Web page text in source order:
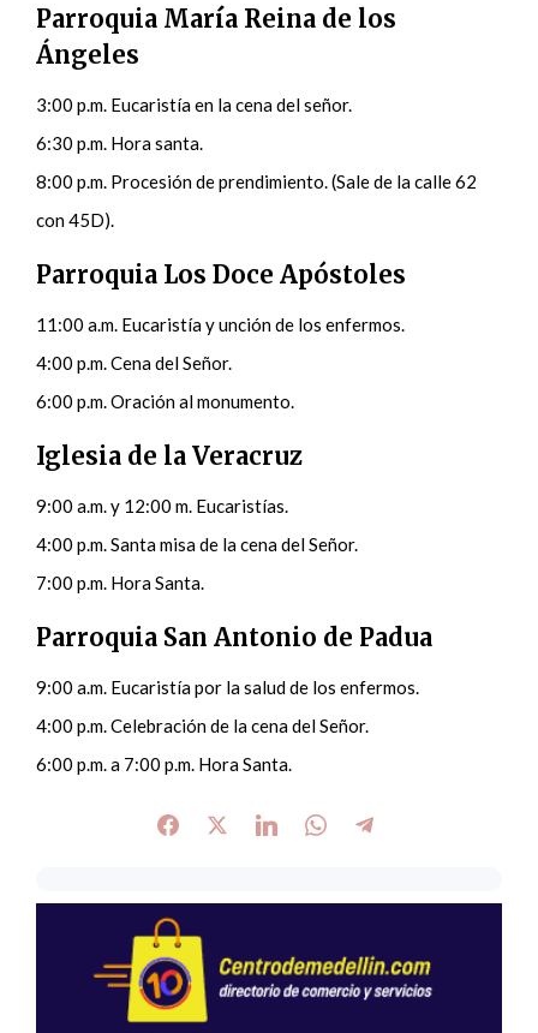
Parroquia María Reina de los
Ángeles
3:00 p.m. Eucaristía en la cena del señor.
6:30 p.m. Hora santa.
8:00 p.m. Procesión de prendimiento. (Sale de la calle 62
con 45D).
Parroquia Los Doce Apóstoles
11:00 a.m. Eucaristía y unción de los enfermos.
4:00 p.m. Cena del Señor.
6:00 p.m. Oración al monumento.
Iglesia de la Veracruz
9:00 a.m. y 12:00 m. Eucaristías.
4:00 p.m. Santa misa de la cena del Señor.
7:00 p.m. Hora Santa.
Parroquia San Antonio de Padua
9:00 a.m. Eucaristía por la salud de los enfermos.
4:00 p.m. Celebración de la cena del Señor.
6:00 p.m. a 7:00 p.m. Hora Santa.